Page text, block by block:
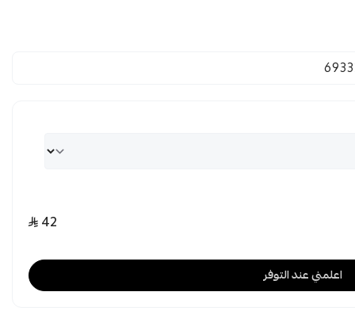
42
اعلمني عند التوفر